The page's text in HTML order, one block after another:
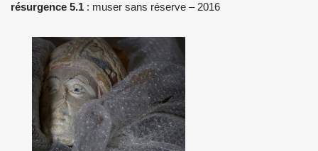
résurgence 5.1 : muser sans réserve – 2016